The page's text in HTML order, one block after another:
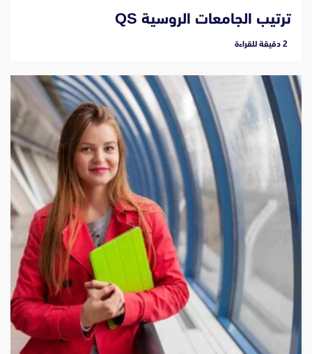
ترتيب الجامعات الروسية QS
‫2 دقيقة للقراءة